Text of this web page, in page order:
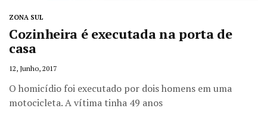
ZONA SUL
Cozinheira é executada na porta de
casa
12, Junho, 2017
O homicídio foi executado por dois homens em uma
motocicleta. A vítima tinha 49 anos